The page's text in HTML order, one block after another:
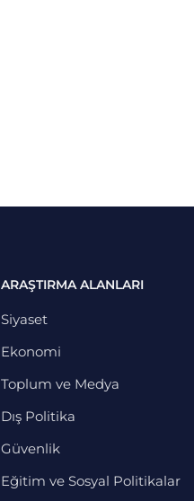
ARAŞTIRMA ALANLARI
Siyaset
Ekonomi
Toplum ve Medya
Dış Politika
Güvenlik
Eğitim ve Sosyal Politikalar